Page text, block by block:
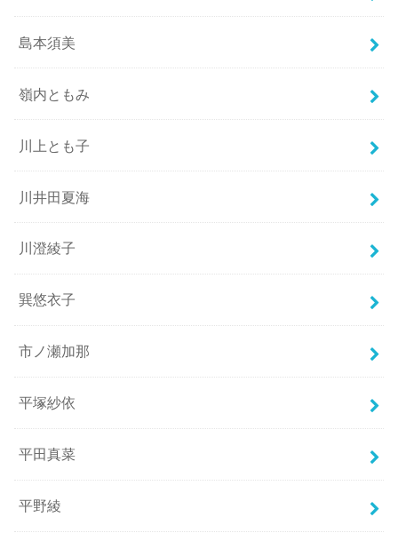
島本須美
嶺内ともみ
川上とも子
川井田夏海
川澄綾子
巽悠衣子
市ノ瀬加那
平塚紗依
平田真菜
平野綾